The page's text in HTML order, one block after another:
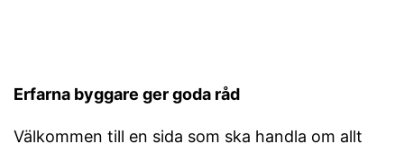
Erfarna byggare ger goda råd
Välkommen till en sida som ska handla om allt